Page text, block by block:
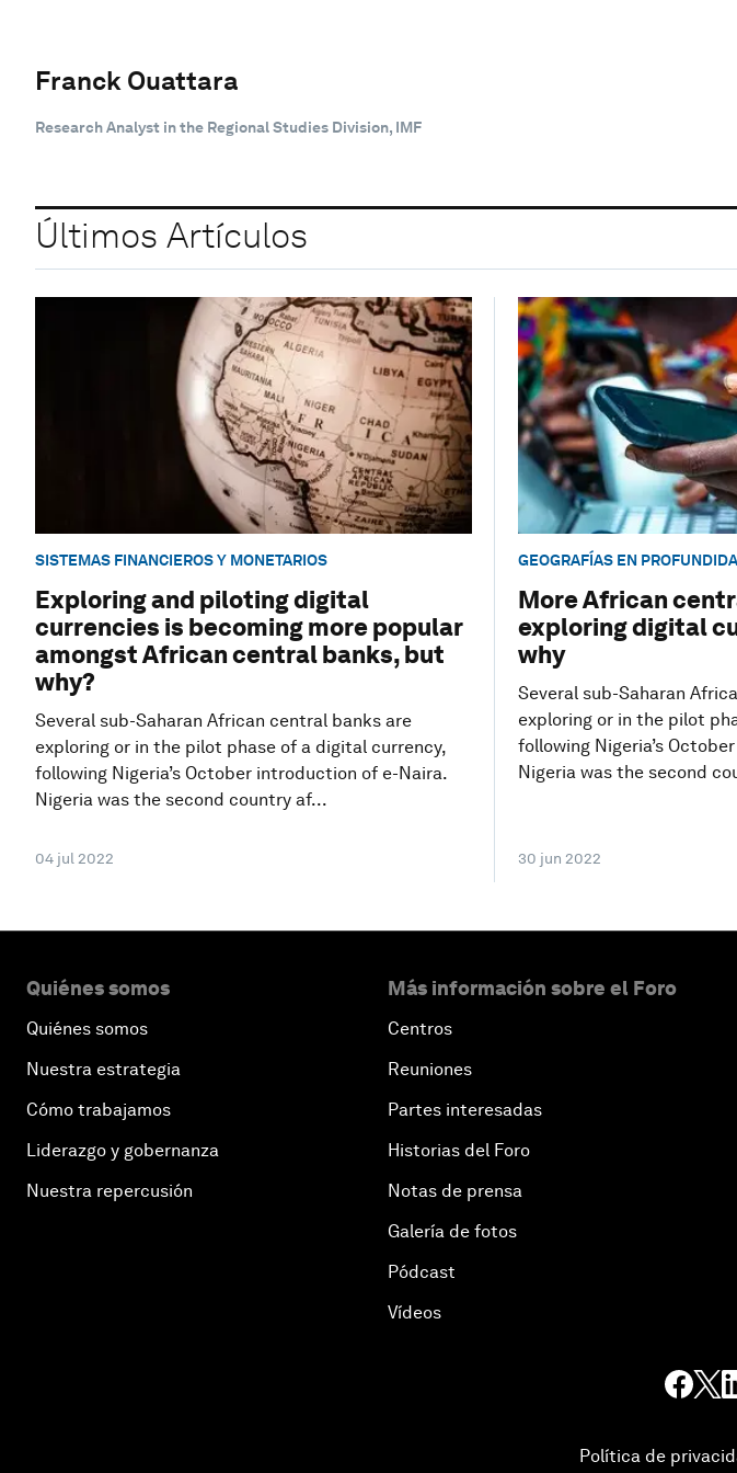
Franck Ouattara
Research Analyst in the Regional Studies Division, IMF
Últimos Artículos
SISTEMAS FINANCIEROS Y MONETARIOS
Exploring and piloting digital
currencies is becoming more popular
amongst African central banks, but
why?
Several sub-Saharan African central banks are
exploring or in the pilot phase of a digital currency,
following Nigeria’s October introduction of e-Naira.
Nigeria was the second country af...
04 jul 2022
GEOGRAFÍAS EN
More African
exploring digital
why
Several sub-Saharan
exploring or in the pilot
following Nigeria’s
Nigeria was the second
30 jun 2022
Quiénes somos
Quiénes somos
Nuestra estrategia
Cómo trabajamos
Liderazgo y gobernanza
Nuestra repercusión
Más información sobre el Foro
Centros
Reuniones
Partes interesadas
Historias del Foro
Notas de prensa
Galería de fotos
Pódcast
Vídeos
Política de